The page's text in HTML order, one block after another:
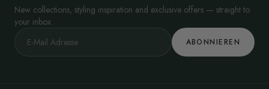
New collections, styling inspiration and exclusive offers — straight to
your inbox.
ABONNIEREN